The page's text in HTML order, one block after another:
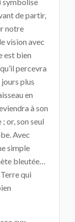
de partir,
notre
vision avec
est bien
percevra
plus
en
à son
or, son seul
Avec
simple
bleutée…
qui